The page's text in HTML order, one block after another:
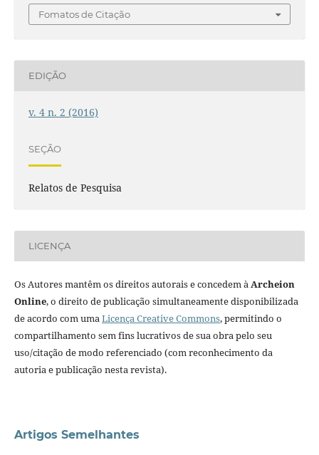
Fomatos de Citação
EDIÇÃO
v. 4 n. 2 (2016)
SEÇÃO
Relatos de Pesquisa
LICENÇA
Os Autores mantêm os direitos autorais e concedem àArcheion
Online, o direito de publicação simultaneamente disponibilizada
de acordo com umaLicença Creative Commons, permitindo o
compartilhamento sem fins lucrativos de sua obra pelo seu
uso/citação de modo referenciado (com reconhecimento da
autoria e publicação nesta revista).
Artigos Semelhantes